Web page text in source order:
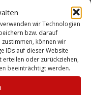
wir Technologien
bzw. darauf
zustimmen, können wir
IDs auf dieser Website
erteilen oder zurückziehen,
beeinträchtigt werden.
Hinweis,
gestattetist.